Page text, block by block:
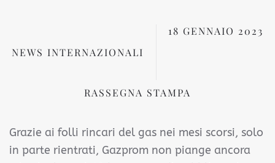
NEWS INTERNAZIONALI
18 GENNAIO 2023
RASSEGNA STAMPA
Grazie ai folli rincari del gas nei mesi scorsi, solo
in parte rientrati, Gazprom non piange ancora